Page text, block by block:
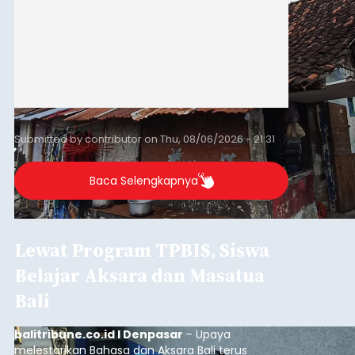
Submitted bycontributoronThu, 08/06/2026 - 21:31
Baca Selengkapnya
Lewat Program TPBIS, Siswa
Belajar Aksara dan Masatua
Bali
balitribune.co.id I Denpasar – Upaya
melestarikan Bahasa dan Aksara Bali terus